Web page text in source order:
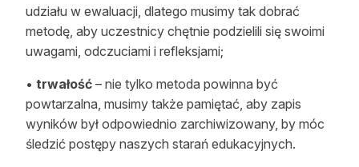
udziału w ewaluacji, dlatego musimy tak dobrać
metodę, aby uczestnicy chętnie podzielili się swoimi
uwagami, odczuciami i refleksjami;
• trwałość – nie tylko metoda powinna być
powtarzalna, musimy także pamiętać, aby zapis
wyników był odpowiednio zarchiwizowany, by móc
śledzić postępy naszych starań edukacyjnych.